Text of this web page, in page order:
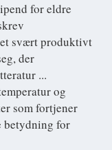
for eldre
svært produktivt
der
...
og
som fortjener
betydning for